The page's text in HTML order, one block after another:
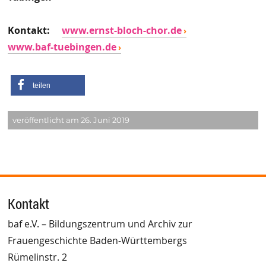
Kontakt:www.ernst-bloch-chor.de
www.baf-tuebingen.de
teilen
veröffentlicht am 26. Juni 2019
Kontakt
baf e.V. – Bildungszentrum und Archiv zur
Frauengeschichte Baden-Württembergs
Rümelinstr. 2